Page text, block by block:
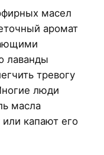
масел
аромат
лаванды
тревогу
люди
масла
капают его